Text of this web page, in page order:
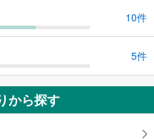
10件
5件
から探す